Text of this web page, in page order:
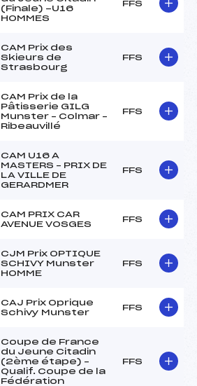
(Finale) -U16
HOMMES
FFS
CAM Prix des
Skieurs de
Strasbourg
FFS
CAM Prix de la
Pâtisserie GILG
Munster – Colmar –
Ribeauvillé
FFS
CAM U16 A
MASTERS – PRIX DE
LA VILLE DE
GERARDMER
FFS
CAM PRIX CAR
AVENUE VOSGES
FFS
CJM Prix OPTIQUE
SCHIVY Munster
HOMME
FFS
CAJ Prix Oprique
Schivy Munster
FFS
Coupe de France
du Jeune Citadin
(2ème étape) –
Qualif. Coupe de la
Fédération
FFS